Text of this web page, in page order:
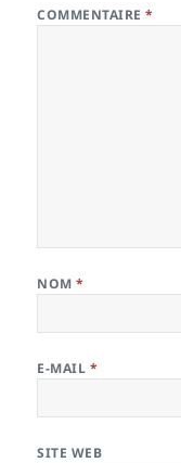
COMMENTAIRE*
NOM*
E-MAIL *
SITE WEB